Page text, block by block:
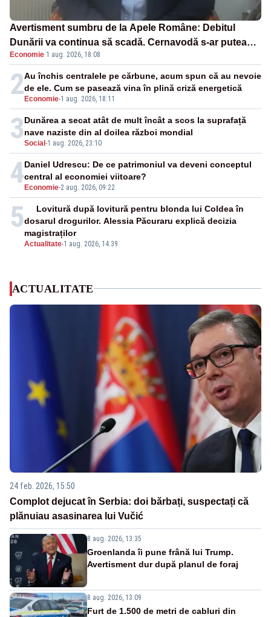
Avertisment sumbru de la Apele Române: Debitul
Dunării va continua să scadă. Cernavodă s-ar putea
închide în 4 zile
Economie·1 aug. 2026, 18:08
2Economie-1 aug. 2026, 18:11
Au închis centralele pe cărbune, acum spun că au nevoie
de ele. Cum se pasează vina în plină criză energetică
3Social-1 aug. 2026, 23:10
Dunărea a secat atât de mult încât a scos la suprafață
nave naziste din al doilea război mondial
4Economie-2 aug. 2026, 09:22
Daniel Udrescu: De ce patrimoniul va deveni conceptul
central al economiei viitoare?
5
Actualitate-1 aug. 2026, 14:39
Lovitură după lovitură pentru blonda lui Coldea în
dosarul drogurilor. Alessia Păcuraru explică decizia
magistraților
ACTUALITATE
24 feb. 2026, 15:50
Complot dejucat în Serbia: doi bărbați, suspectați că
plănuiau asasinarea lui Vučić
8 aug. 2026, 13:35
Groenlanda îi pune frână lui Trump.
Avertisment dur după planul de foraj
8 aug. 2026, 13:09
Furt de 1.500 de metri de cabluri din